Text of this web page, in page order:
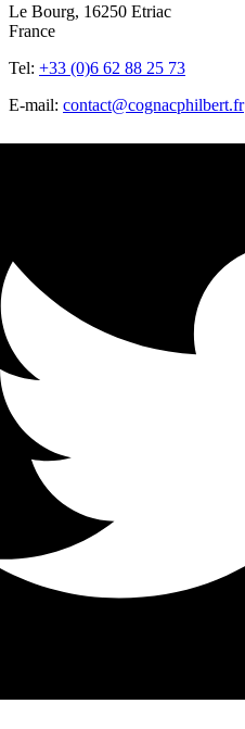
Le Bourg, 16250 Etriac
France
Tel: +33 (0)6 62 88 25 73
E-mail: contact@cognacphilbert.fr